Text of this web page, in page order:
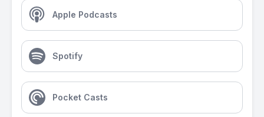
Apple Podcasts
Spotify
Pocket Casts